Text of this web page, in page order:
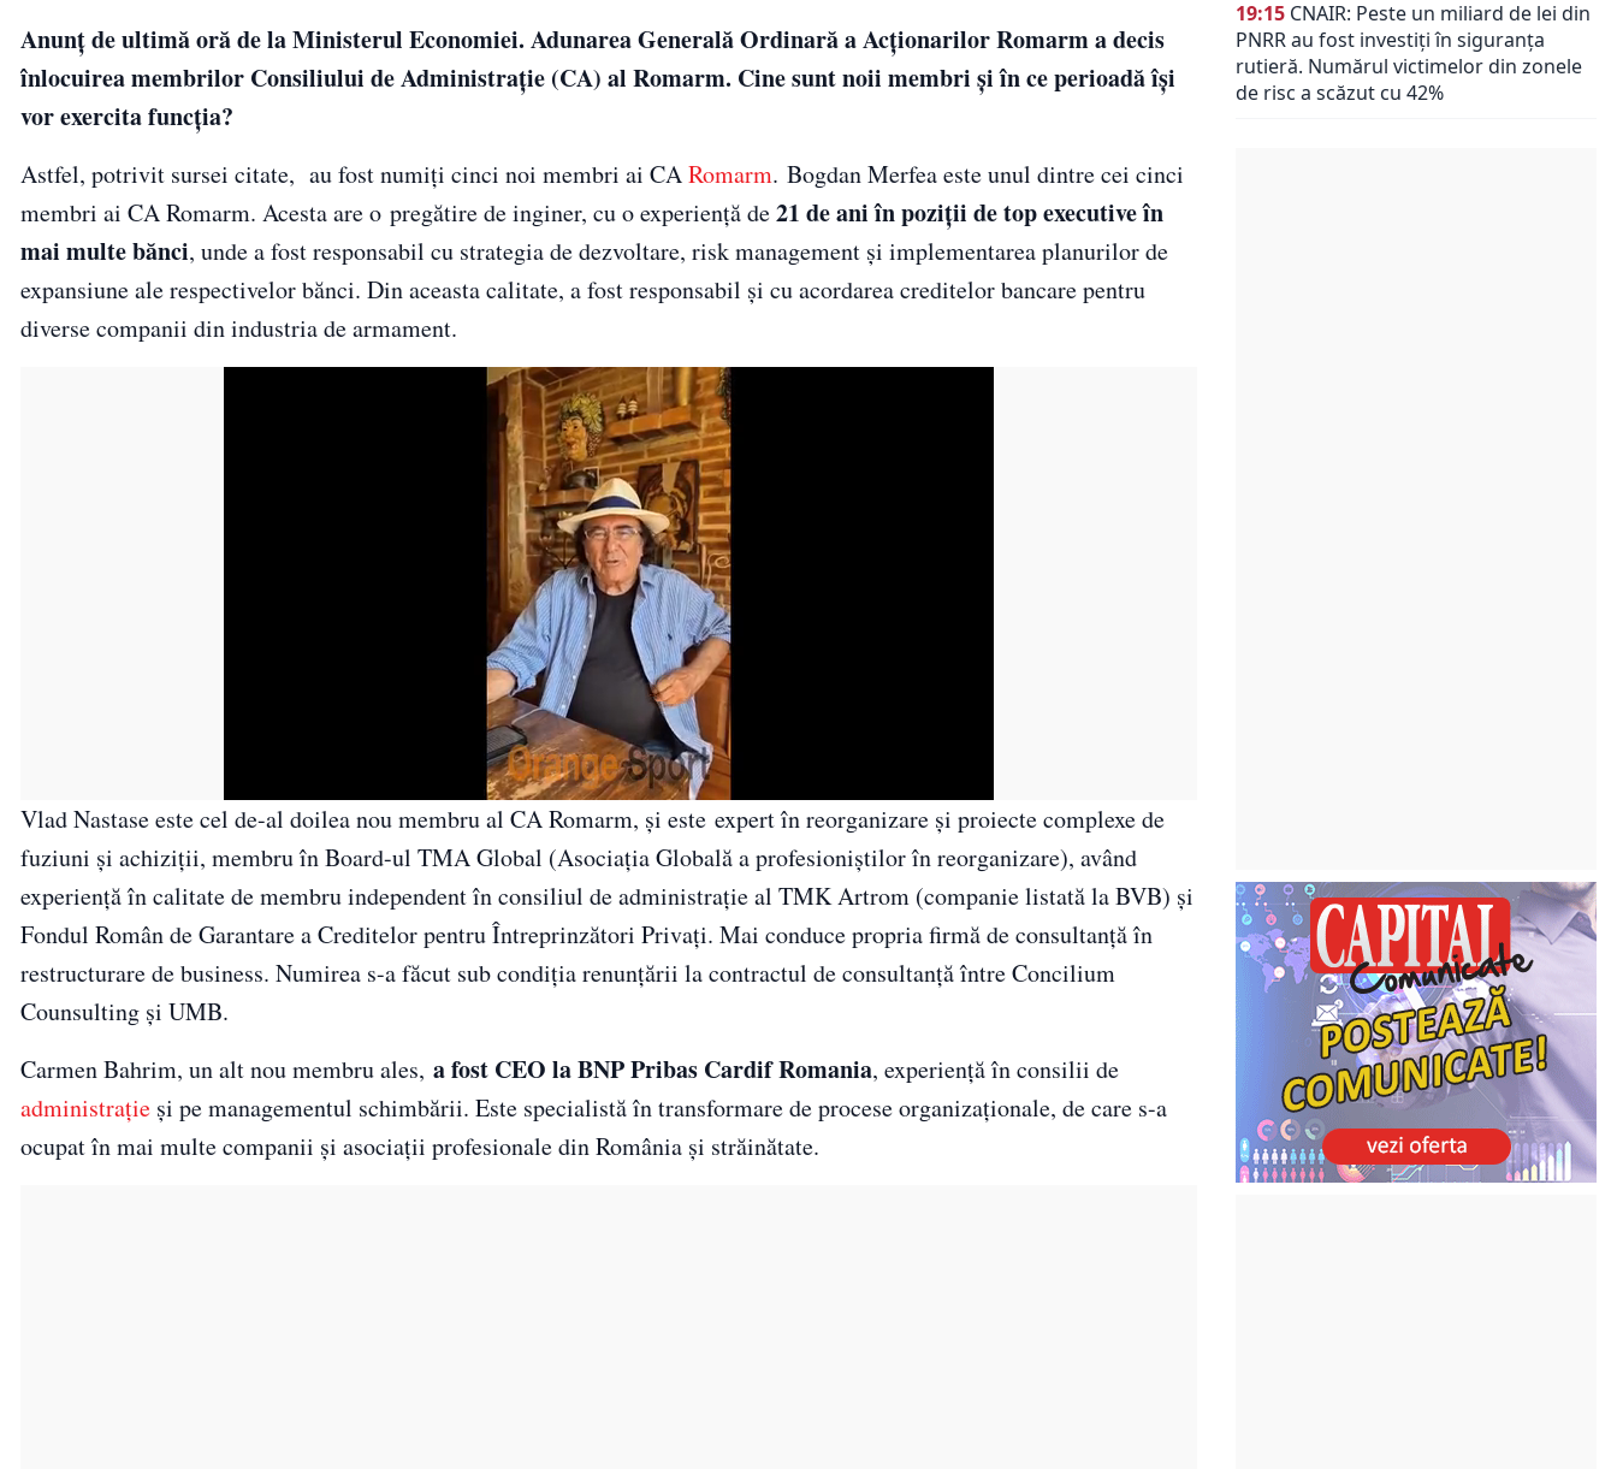
Anunț de ultimă oră de la Ministerul Economiei. Adunarea Generală Ordinară a Acționarilor Romarm a decis
înlocuirea membrilor Consiliului de Administrație (CA) al Romarm. Cine sunt noii membri și în ce perioadă își
vor exercita funcția?
Astfel, potrivit sursei citate, au fost numiți cinci noi membri ai CARomarm. Bogdan Merfea este unul dintre cei cinci
membri ai CA Romarm. Acesta are o pregătire de inginer, cu o experiență de21 de ani în poziții de top executive în
mai multe bănci, unde a fost responsabil cu strategia de dezvoltare, risk management și implementarea planurilor de
expansiune ale respectivelor bănci. Din aceasta calitate, a fost responsabil și cu acordarea creditelor bancare pentru
diverse companii din industria de armament.
Vlad Nastase este cel de-al doilea nou membru al CA Romarm, și este expert în reorganizare și proiecte complexe de
fuziuni și achiziții, membru în Board-ul TMA Global (Asociația Globală a profesioniștilor în reorganizare), având
experiență în calitate de membru independent în consiliul de administrație al TMK Artrom (companie listată la BVB) și
Fondul Român de Garantare a Creditelor pentru Întreprinzători Privați. Mai conduce propria firmă de consultanță în
restructurare de business. Numirea s-a făcut sub condiția renunțării la contractul de consultanță între Concilium
Counsulting și UMB.
Carmen Bahrim, un alt nou membru ales, a fost CEO la BNP Pribas Cardif Romania, experiență în consilii de
administrație și pe managementul schimbării. Este specialistă în transformare de procese organizaționale, de care s-a
ocupat în mai multe companii și asociații profesionale din România și străinătate.
19:15 CNAIR: Peste un miliard de lei din
PNRR au fost investiți în siguranța
rutieră. Numărul victimelor din zonele
de risc a scăzut cu 42%